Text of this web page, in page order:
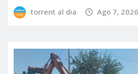
torrent al dia Ago 7, 2026